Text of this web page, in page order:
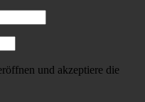
und akzeptiere die